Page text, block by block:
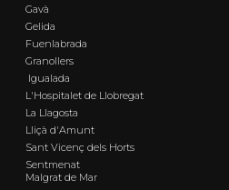
Gavà
Gelida
Fuenlabrada
Granollers
Igualada
L'Hospitalet de Llobregat
La Llagosta
Lliçà d'Amunt
Sant Vicenç dels Horts
Sentmenat
Malgrat de Mar